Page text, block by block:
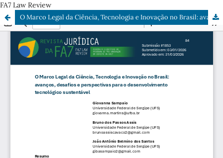
FA7 Law Review
O Marco Legal da Ciência, Tecnologia e Inovação no Brasil: avanços, desafios e perspectivas para o desenvolvimento tecnológico sustentável